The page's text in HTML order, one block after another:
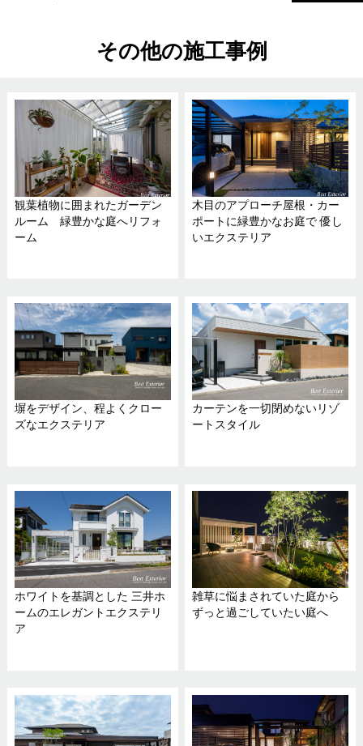
その他の施工事例
観葉植物に囲まれたガーデン
ルーム 緑豊かな庭へリフォ
ーム
木目のアプローチ屋根・カー
ポートに緑豊かなお庭で 優し
いエクステリア
塀をデザイン、程よくクロー
ズなエクステリア
カーテンを一切閉めないリゾ
ートスタイル
ホワイトを基調とした 三井ホ
ームのエレガントエクステリ
ア
雑草に悩まされていた庭から
ずっと過ごしていたい庭へ